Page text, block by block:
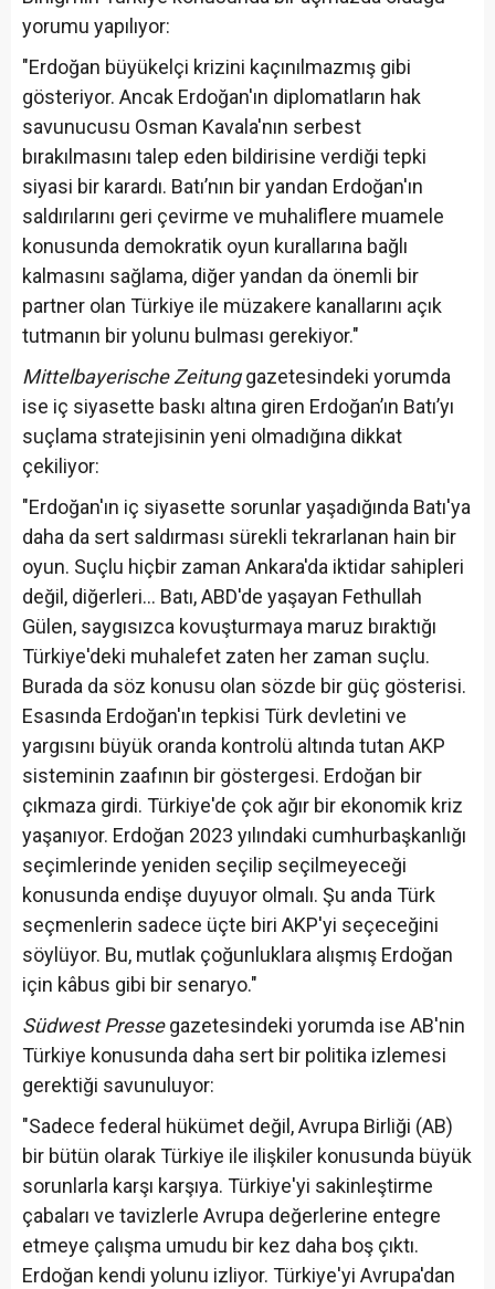
yorumu yapılıyor:
"Erdoğan büyükelçi krizini kaçınılmazmış gibi
gösteriyor. Ancak Erdoğan'ın diplomatların hak
savunucusu Osman Kavala'nın serbest
bırakılmasını talep eden bildirisine verdiği tepki
siyasi bir karardı. Batı’nın bir yandan Erdoğan'ın
saldırılarını geri çevirme ve muhaliflere muamele
konusunda demokratik oyun kurallarına bağlı
kalmasını sağlama, diğer yandan da önemli bir
partner olan Türkiye ile müzakere kanallarını açık
tutmanın bir yolunu bulması gerekiyor."
Mittelbayerische Zeitunggazetesindeki yorumda
ise iç siyasette baskı altına giren Erdoğan’ın Batı’yı
suçlama stratejisinin yeni olmadığına dikkat
çekiliyor:
"Erdoğan'ın iç siyasette sorunlar yaşadığında Batı'ya
daha da sert saldırması sürekli tekrarlanan hain bir
oyun. Suçlu hiçbir zaman Ankara'da iktidar sahipleri
değil, diğerleri... Batı, ABD'de yaşayan Fethullah
Gülen, saygısızca kovuşturmaya maruz bıraktığı
Türkiye'deki muhalefet zaten her zaman suçlu.
Burada da söz konusu olan sözde bir güç gösterisi.
Esasında Erdoğan'ın tepkisi Türk devletini ve
yargısını büyük oranda kontrolü altında tutan AKP
sisteminin zaafının bir göstergesi. Erdoğan bir
çıkmaza girdi. Türkiye'de çok ağır bir ekonomik kriz
yaşanıyor. Erdoğan 2023 yılındaki cumhurbaşkanlığı
seçimlerinde yeniden seçilip seçilmeyeceği
konusunda endişe duyuyor olmalı. Şu anda Türk
seçmenlerin sadece üçte biri AKP'yi seçeceğini
söylüyor. Bu, mutlak çoğunluklara alışmış Erdoğan
için kâbus gibi bir senaryo."
Südwest Pressegazetesindeki yorumda ise AB'nin
Türkiye konusunda daha sert bir politika izlemesi
gerektiği savunuluyor:
"Sadece federal hükümet değil, Avrupa Birliği (AB)
bir bütün olarak Türkiye ile ilişkiler konusunda büyük
sorunlarla karşı karşıya. Türkiye'yi sakinleştirme
çabaları ve tavizlerle Avrupa değerlerine entegre
etmeye çalışma umudu bir kez daha boş çıktı.
Erdoğan kendi yolunu izliyor. Türkiye'yi Avrupa'dan